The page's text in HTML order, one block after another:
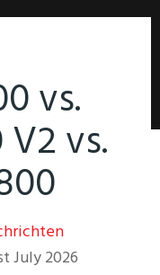
vs.
V2 vs.
July 2026